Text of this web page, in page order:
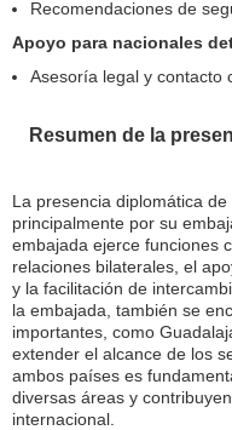
Recomendaciones de
Apoyo para nacionales
Asesoría legal y contacto
Resumen de la
La presencia diplomática
principalmente por su
embajada ejerce funciones
relaciones bilaterales, el
y la facilitación de
la embajada, también se
importantes, como
extender el alcance de los
ambos países es
diversas áreas y
internacional.